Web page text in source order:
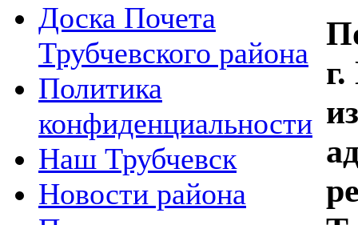
Доска Почета
Трубчевского района
Политика
конфиденциальности
Наш Трубчевск
Новости района